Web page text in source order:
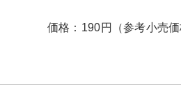
価格：190円（参考小売価